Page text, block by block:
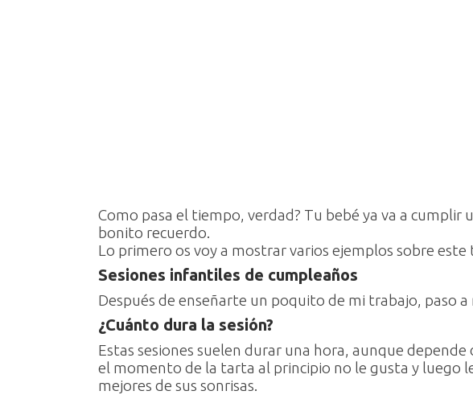
Como pasa el tiempo, verdad? Tu bebé ya va a
bonito recuerdo.
Lo primero os voy a mostrar varios ejemplos sobre este
Sesiones infantiles de cumpleaños
Después de enseñarte un poquito de mi trabajo, paso
¿Cuánto dura la sesión?
Estas sesiones suelen durar una hora, aunque
el momento de la tarta al principio no le gusta y luego
mejores de sus sonrisas.